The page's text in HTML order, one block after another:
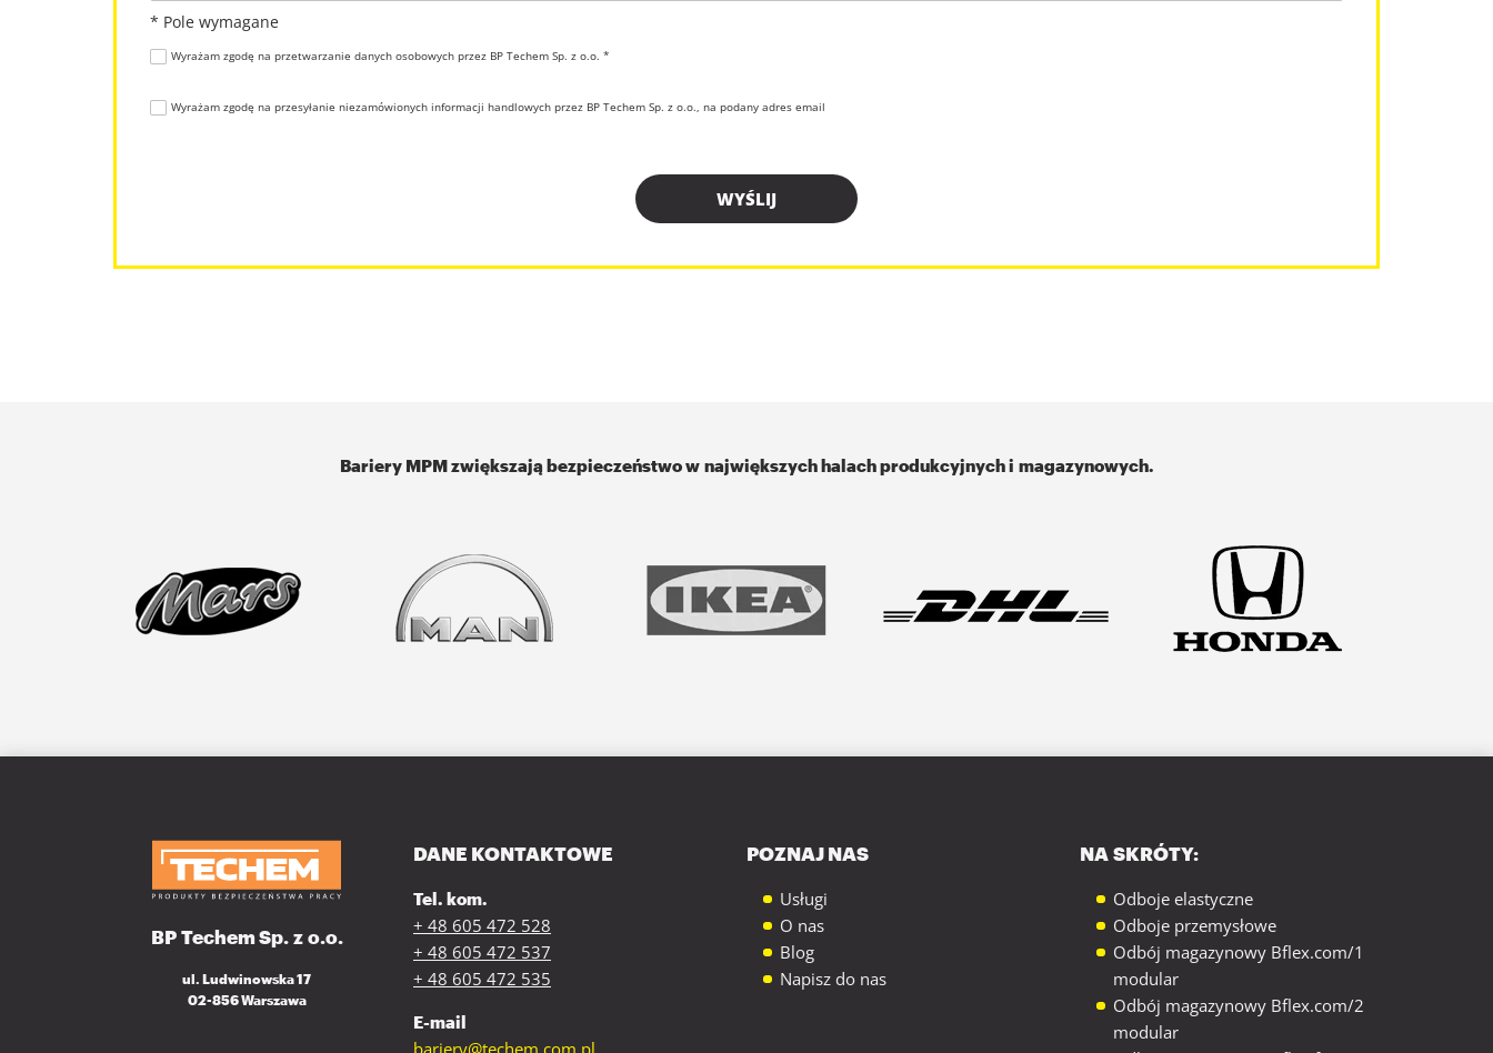
* Pole wymagane
Wyrażam zgodę na przetwarzanie danych osobowych przez BP Techem Sp. z o.o. *
Wyrażam zgodę na przesyłanie niezamówionych informacji handlowych przez BP Techem Sp. z o.o., na podany adres email
Bariery MPM zwiększają bezpieczeństwo w największych halach produkcyjnych i magazynowych.
BP Techem Sp. z o.o.
ul. Ludwinowska 17
02-856 Warszawa
DANE KONTAKTOWE
Tel. kom.
+ 48 605 472 528
+ 48 605 472 537
+ 48 605 472 535
E-mail
bariery@techem.com.pl
POZNAJ NAS
Usługi
O nas
Blog
Napisz do nas
NA SKRÓTY:
Odboje elastyczne
Odboje przemysłowe
Odbój magazynowy Bflex.com/1
modular
Odbój magazynowy Bflex.com/2
modular